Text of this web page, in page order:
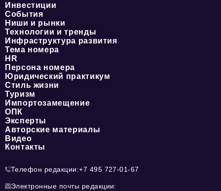
Инвестиции
События
Ниши и рынки
Технологии и тренды
Инфраструктура развития
Тема номера
HR
Персона номера
Юридический практикум
Стиль жизни
Туризм
Импортозамещение
ОПК
Эксперты
Авторские материалы
Видео
Контакты
Телефон редакции:+7 495 727-01-67
Электронные почты редакции: